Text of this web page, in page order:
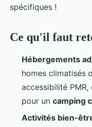
spécifiques !
Ce qu'il faut
Hébergements
homes climatisés
accessibilité
pour un camping
Activités bien-